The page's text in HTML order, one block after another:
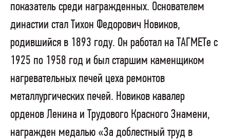
показатель среди награжденных. Основателем
династии стал Тихон Федорович Новиков,
родившийся в 1893 году. Он работал на ТАГМЕТе с
1925 по 1958 год и был старшим каменщиком
нагревательных печей цеха ремонтов
металлургических печей. Новиков кавалер
орденов Ленина и Трудового Красного Знамени,
награжден медалью «За доблестный труд в